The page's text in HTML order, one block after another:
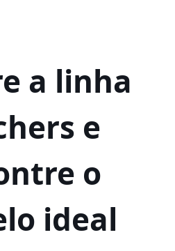
a linha
e
o
ideal